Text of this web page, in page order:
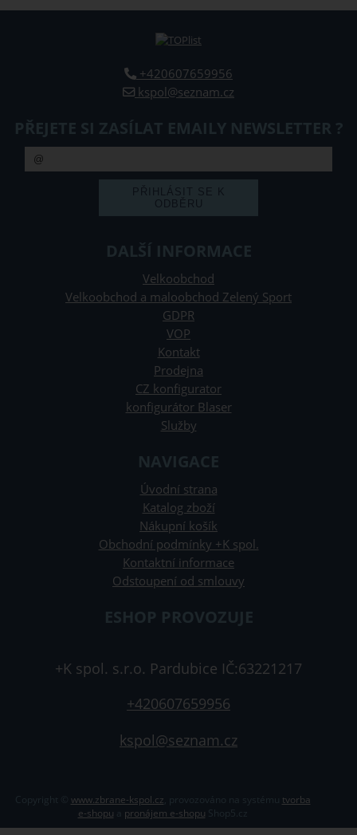
+420607659956
kspol@seznam.cz
PŘEJETE SI ZASÍLAT EMAILY NEWSLETTER ?
DALŠÍ INFORMACE
Velkoobchod
Velkoobchod a maloobchod Zelený Sport
GDPR
VOP
Kontakt
Prodejna
CZ konfigurator
konfigurátor Blaser
Služby
NAVIGACE
Úvodní strana
Katalog zboží
Nákupní košík
Obchodní podmínky +K spol.
Kontaktní informace
Odstoupení od smlouvy
ESHOP PROVOZUJE
+K spol. s.r.o. Pardubice IČ:63221217
+420607659956
kspol@seznam.cz
Copyright © www.zbrane-kspol.cz
tvorba
e-shopu
pronájem e-shopu